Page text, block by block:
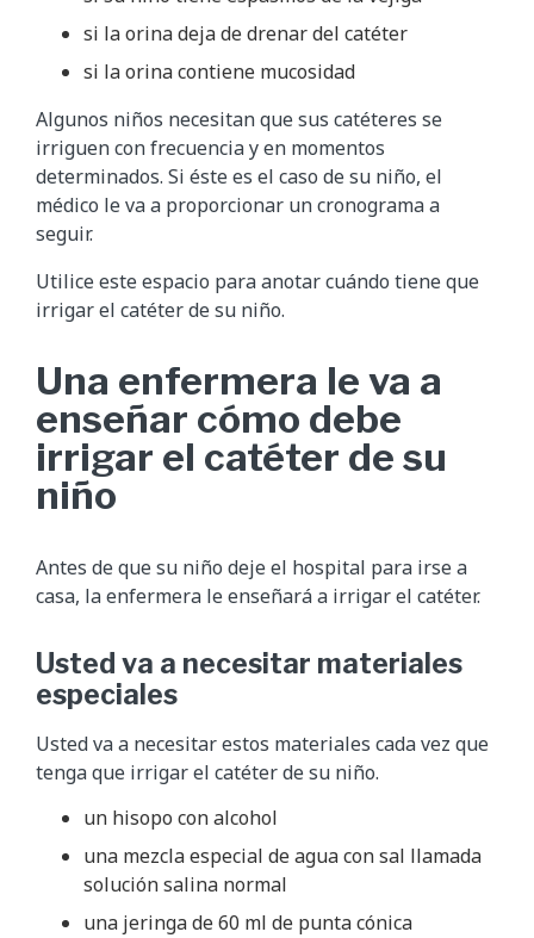
si la orina deja de drenar del catéter
si la orina contiene mucosidad
Algunos niños necesitan que sus catéteres se
irriguen con frecuencia y en momentos
determinados. Si éste es el caso de su niño, el
médico le va a proporcionar un cronograma a
seguir.
Utilice este espacio para anotar cuándo tiene que
irrigar el catéter de su niño.
Una enfermera le va a
enseñar cómo debe
irrigar el catéter de su
niño
Antes de que su niño deje el hospital para irse a
casa, la enfermera le enseñará a irrigar el catéter.
Usted va a necesitar materiales
especiales
Usted va a necesitar estos materiales cada vez que
tenga que irrigar el catéter de su niño.
un hisopo con alcohol
una mezcla especial de agua con sal llamada
solución salina normal
una jeringa de 60 ml de punta cónica